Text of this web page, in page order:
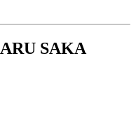
SAKA